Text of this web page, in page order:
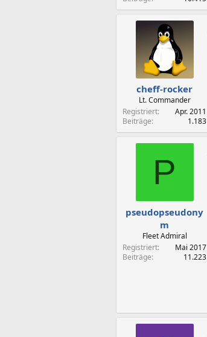
cheff-rocker
Lt. Commander
Registriert
Apr. 2011
Beiträge
1.183
P
pseudopseudony
m
Fleet Admiral
Registriert
Mai 2017
Beiträge
11.223